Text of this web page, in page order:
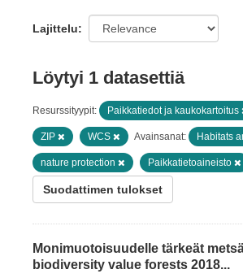
Lajittelu
Löytyi 1 datasettiä
Resurssityypit: Paikkatiedot ja kaukokartoitus
ZIP WCS Avainsanat: Habitats
nature protection Paikkatietoaineisto
Suodattimen tulokset
Monimuotoisuudelle tärkeät
biodiversity value forests 2018...